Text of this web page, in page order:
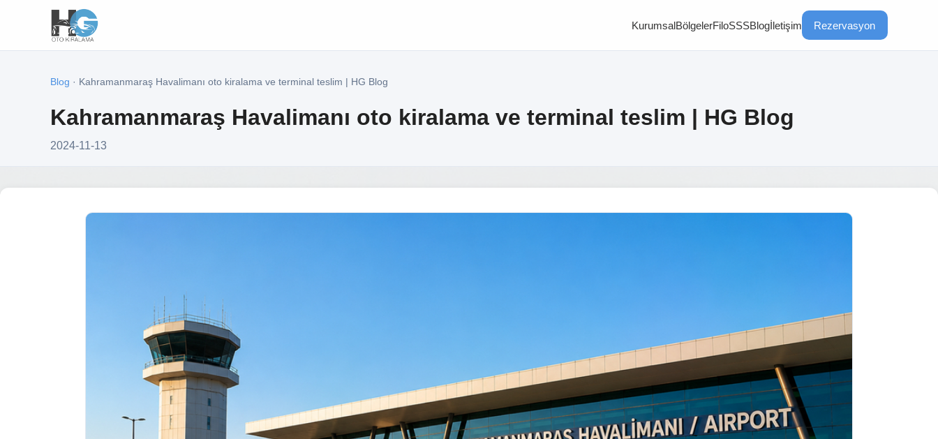
KurumsalBölgelerFiloSSSBlogİletişim Rezervasyon
Blog · Kahramanmaraş Havalimanı oto kiralama ve terminal teslim | HG Blog
Kahramanmaraş Havalimanı oto kiralama ve terminal teslim | HG Blog
2024-11-13